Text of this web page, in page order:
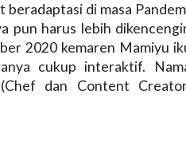
di masa
pun harus lebih
2020 kemaren Mamiyu
cukup interaktif.
dan Content